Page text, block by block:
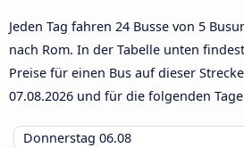
Jeden Tag fahren 24 Busse von 5
nach Rom. In der Tabelle unten
Preise für einen Bus auf dieser
07.08.2026 und für die folgenden
Donnerstag 06.08